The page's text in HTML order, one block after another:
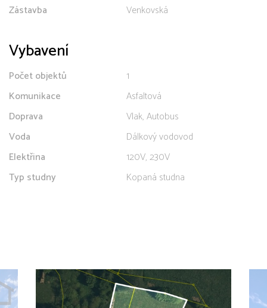
Zástavba
Venkovská
Vybavení
Počet objektů
1
Komunikace
Asfaltová
Doprava
Vlak, Autobus
Voda
Dálkový vodovod
Elektřina
120V, 230V
Typ studny
Kopaná studna